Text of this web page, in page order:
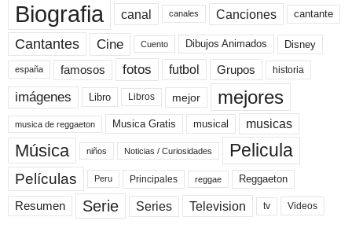
Biografia canal canales Canciones cantante
Cantantes Cine Cuento Dibujos Animados Disney
españa famosos fotos futbol Grupos historia
imágenes Libro Libros mejor mejores
musica de reggaeton Musica Gratis musical musicas
Música niños Noticias / Curiosidades Pelicula
Películas Peru Principales reggae Reggaeton
Resumen Serie Series Television tv Videos